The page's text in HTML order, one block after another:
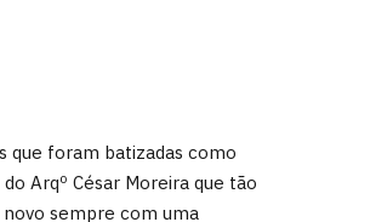
que foram batizadas como
Arqº César Moreira que tão
sempre com uma